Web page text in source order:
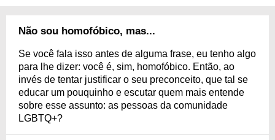
Não sou homofóbico, mas...
Se você fala isso antes de alguma frase, eu tenho algo
para lhe dizer: você é, sim, homofóbico. Então, ao
invés de tentar justificar o seu preconceito, que tal se
educar um pouquinho e escutar quem mais entende
sobre esse assunto: as pessoas da comunidade
LGBTQ+?